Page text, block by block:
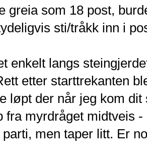
greia som 18 post,
sti/tråkk inn i
enkelt langs
etter starttrekanten
løpt der når jeg kom
fra myrdråget midtveis
men taper litt. Er